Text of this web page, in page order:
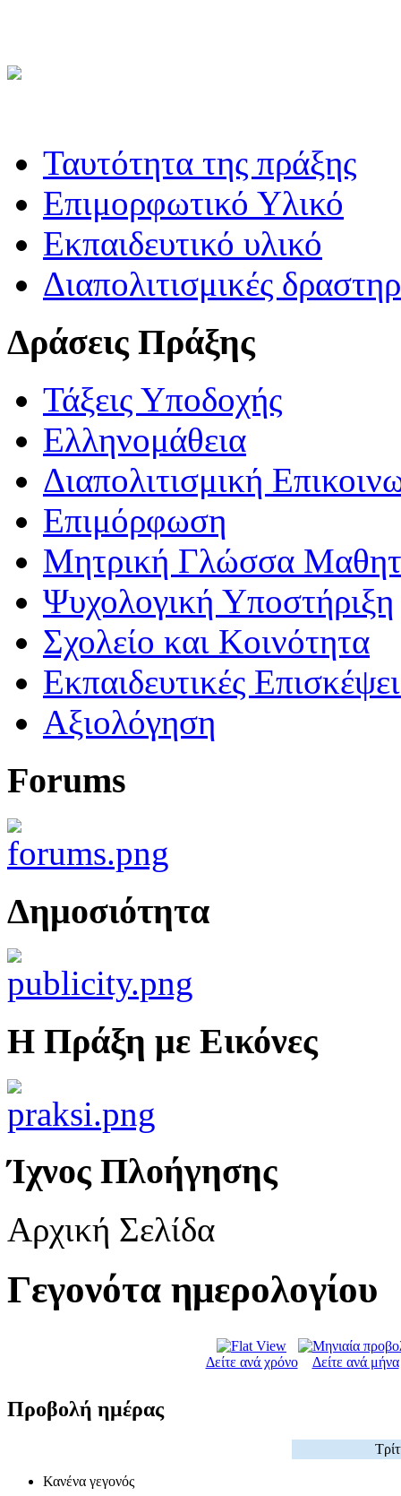
Ταυτότητα της πράξης
Επιμορφωτικό Υλικό
Εκπαιδευτικό υλικό
Διαπολιτισμικές
Δράσεις Πράξης
Τάξεις Υποδοχής
Ελληνομάθεια
Διαπολιτισμική
Επιμόρφωση
Μητρική Γλώσσα
Ψυχολογική Υποστήριξη
Σχολείο και Κοινότητα
Εκπαιδευτικές
Αξιολόγηση
Forums
Δημοσιότητα
Η Πράξη με Εικόνες
Ίχνος Πλοήγησης
Αρχική Σελίδα
Γεγονότα ημερολογίου
Δείτε ανά χρόνο Δείτε ανά μήνα
Προβολή ημέρας
Κανένα γεγονός